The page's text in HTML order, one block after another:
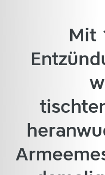
Mit